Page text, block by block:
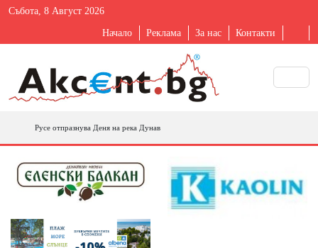
Събота, 8 Август 2026
Начало Реклама За нас Контакти
Русе отпразнува Деня на река Дунав